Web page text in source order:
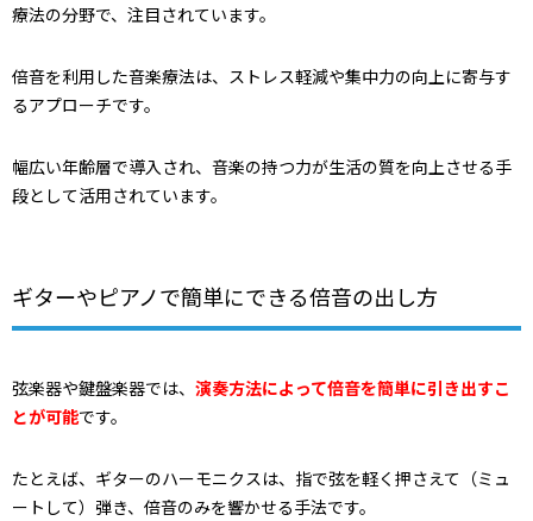
療法の分野で、注目されています。
倍音を利用した音楽療法は、ストレス軽減や集中力の向上に寄与す
るアプローチです。
幅広い年齢層で導入され、音楽の持つ力が生活の質を向上させる手
段として活用されています。
ギターやピアノで簡単にできる倍音の出し方
弦楽器や鍵盤楽器では、 演奏方法によって倍音を簡単に引き出すこ
とが可能です。
たとえば、ギターのハーモニクスは、指で弦を軽く押さえて（ミュ
ートして）弾き、倍音のみを響かせる手法です。